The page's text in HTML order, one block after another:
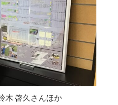
啓久さんほか